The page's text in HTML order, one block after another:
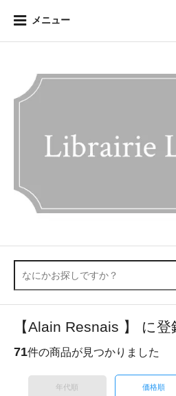
メニュー
【Alain Resnais 】 に
71件の商品が見つかりました
年代順 価格順